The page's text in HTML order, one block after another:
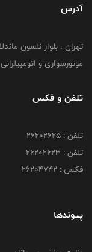
آدرس
موتورسواری و اتومبیلرانی
تلفن و فکس
تلفن : ۲۶۲۰۲۶۲۵
تلفن : ۲۶۲۰۲۶۲۳
فکس : ۲۶۲۰۴۷۴۲
پیوندها